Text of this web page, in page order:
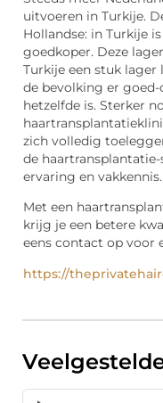
uitvoeren in Turkije.
Hollandse: in Turkije
goedkoper. Deze
Turkije een stuk lager
de bevolking er
hetzelfde is. Sterker
zich volledig
de
ervaring en vakkennis.
Met een
krijg je een betere
eens contact op voor
https://